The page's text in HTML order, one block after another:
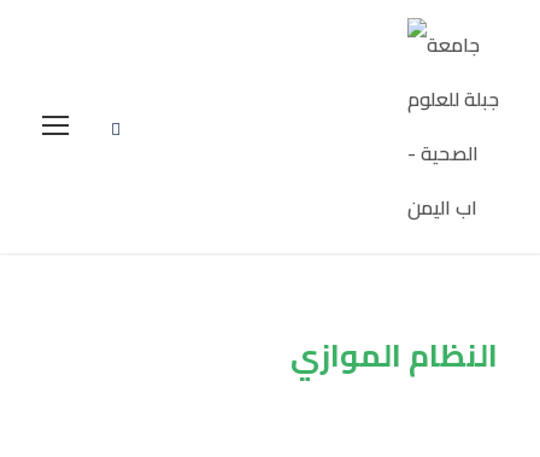
النظام الموازي